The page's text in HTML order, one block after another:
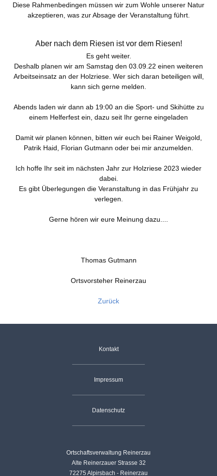
Diese Rahmenbedingen müssen wir zum Wohle unserer Natur
akzeptieren, was zur Absage der Veranstaltung führt.
Aber nach dem Riesen ist vor dem Riesen!
Es geht weiter.
Deshalb planen wir am Samstag den 03.09.22 einen weiteren
Arbeitseinsatz an der Holzriese. Wer sich daran beteiligen will,
kann sich gerne melden.
Abends laden wir dann ab 19:00 an die Sport- und Skihütte zu
einem Helferfest ein, dazu seit Ihr gerne eingeladen
Damit wir planen können, bitten wir euch bei Rainer Weigold,
Patrik Haid, Florian Gutmann oder bei mir anzumelden.
Ich hoffe Ihr seit im nächsten Jahr zur Holzriese 2023 wieder
dabei.
Es gibt Überlegungen die Veranstaltung in das Frühjahr zu
verlegen.
Gerne hören wir eure Meinung dazu....
Thomas Gutmann
Ortsvorsteher Reinerzau
Zurück
Ortschaftsverwaltung Reinerzau
Alte Reinerzauer Strasse 32
72275 Alpirsbach - Reinerzau
Kontakt
Impressum
Datenschutz